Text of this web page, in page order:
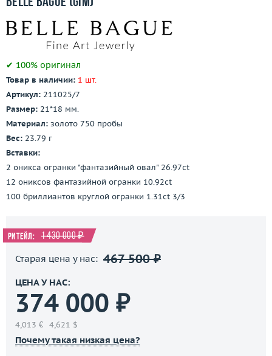
3D-тур по шоуруму
Заказать звонок
✔ 100% оригинал
Товар в наличии: 1 шт.
Артикул: 211025/7
Размер: 21*18 мм.
Материал: золото 750 пробы
Вес: 23.79 г
Вставки:
2 оникса огранки "фантазийный овал" 26.97ct
12 ониксов фантазийной огранки 10.92ct
100 бриллиантов круглой огранки 1.31ct 3/3
Ритейл: 1 430 000 ₽
Старая цена у нас: 467 500 ₽
ЦЕНА У НАС:
374 000 ₽
4,013 € 4,621 $
Почему такая низкая цена?